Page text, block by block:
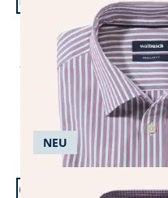
Passform Regular Fit.
Regular Fit
Hemd aus Royal-Oxford
ab
€ 69,99
Artikel 5 von 12.
NEU